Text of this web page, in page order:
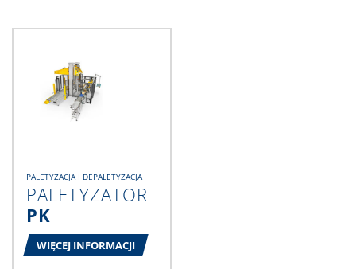
PALETYZACJA I DEPALETYZACJA
PALETYZATOR
PK
WIĘCEJ INFORMACJI